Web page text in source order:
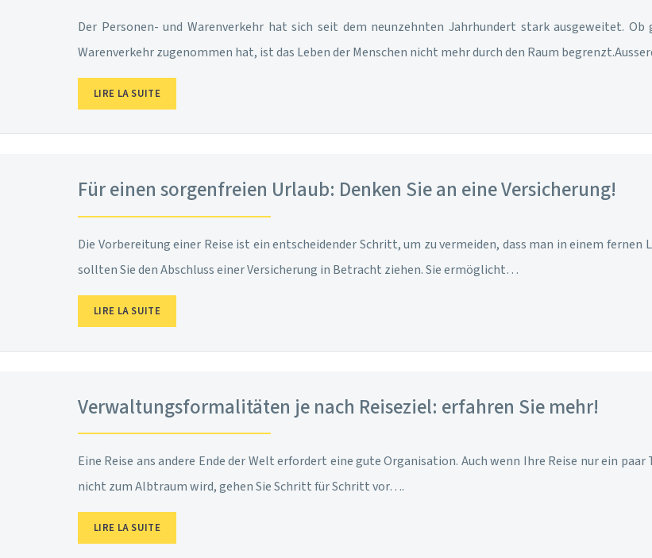
Der Personen- und Warenverkehr hat sich seit dem neunzehnten Jahrhundert stark ausgeweitet.
Warenverkehr zugenommen hat, ist das Leben der Menschen nicht mehr durch den Raum
LIRE LA SUITE
Für einen sorgenfreien Urlaub: Denken Sie an eine Versicherung!
Die Vorbereitung einer Reise ist ein entscheidender Schritt, um zu vermeiden, dass man in einem
sollten Sie den Abschluss einer Versicherung in Betracht ziehen. Sie ermöglicht…
LIRE LA SUITE
Verwaltungsformalitäten je nach Reiseziel: erfahren Sie mehr!
Eine Reise ans andere Ende der Welt erfordert eine gute Organisation. Auch wenn Ihre Reise nur ein
nicht zum Albtraum wird, gehen Sie Schritt für Schritt vor….
LIRE LA SUITE